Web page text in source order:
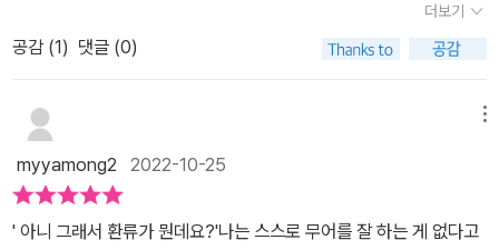
서 잘 쓰는 법 좀 알려주면 좋았을 텐데 하는 아쉬움을 바로 해결해 줄
수 있는 책과 만나 보자.이 책은 저자가 12년의 회사 생활 동안 쌓아
온 문서 작성 노하우를 소개한 책이다. 클라이언트에 보낼 전문적인
제안서부터 너무나 사소해서 물어보기도 애매했던 이메일 작성법 등,
회사에서 필요로 하는 모든 비즈니스 문서 작성의 기본기를 4단계로
나눠 확실하게 알려주는데 초점을 맞추고 있다.p.51중간보고는 다음
3가지의 경우에 수시로 하는 것이 좋다.첫 번째, 보고서를 완성하기
전에 의도를 파악해서 보고받는 사람과 나의 보고서 방향성에 대한
지지 않는 날들이 늘어갔다. 직장인에게 시간은 생명과도 같은데 시
간은 누구보다 많이 투자하면서도 결과물은 영 형편없는.. 그런 괴로
운 시간들. 일머리가 없는 스스로를 탓하면서 보내던 중 만나게 된 이
책은 나에게 일말의 희망이 되어주었다.
더보기
공감 (1) 댓글 (0)
myyamong2 2022-10-25
' 아니 그래서 환류가 뭔데요?'나는 스스로 무어를 잘 하는 게 없다고